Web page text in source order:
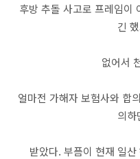
후방 추돌 사고로 프레임이
긴
없어서
얼마전 가해자 보험사와 합
의하
받았다. 부픔이 현재 일